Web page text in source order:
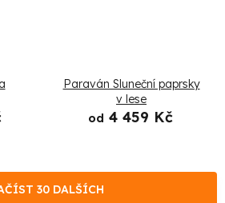
Paraván Sluneční paprsky
v lese
od 4 459 Kč
30 DALŠÍCH